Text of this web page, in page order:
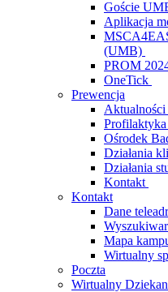
Goście
Aplikacja
(UMB)
PROM
OneTick
Prewencja
Aktualności
Ośrodek
Działania
Działania
Kontakt
Kontakt
Dane
Mapa
Wirtualny
Poczta
Wirtualny